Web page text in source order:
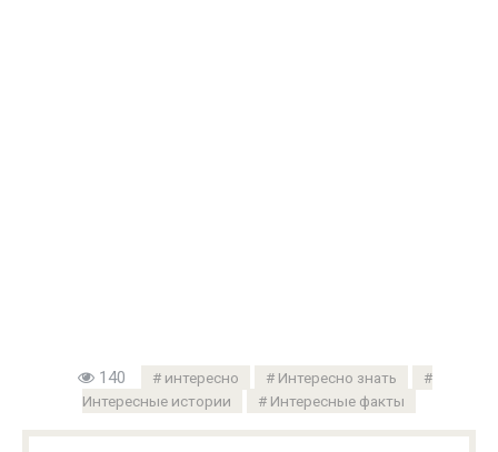
140 интересно
Интересно знать
Интересные истории
Интересные факты